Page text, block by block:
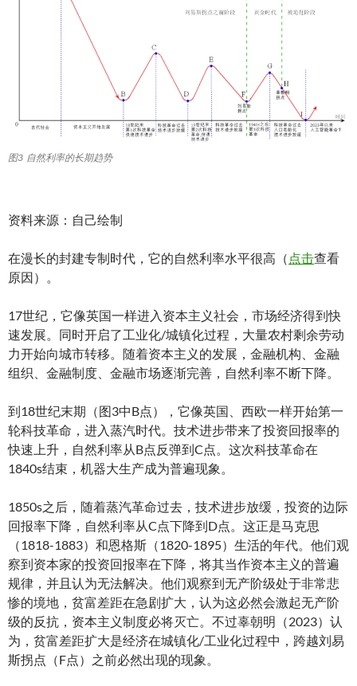
图3 自然利率的长期趋势
资料来源：自己绘制
在漫长的封建专制时代，它的自然利率水平很高（ 点击查看
原因）。
17世纪，它像英国一样进入资本主义社会，市场经济得到快
速发展。同时开启了工业化/城镇化过程，大量农村剩余劳动
力开始向城市转移。随着资本主义的发展，金融机构、金融
组织、金融制度、金融市场逐渐完善，自然利率不断下降。
到18世纪末期（图3中B点），它像英国、西欧一样开始第一
轮科技革命，进入蒸汽时代。技术进步带来了投资回报率的
快速上升，自然利率从B点反弹到C点。这次科技革命在
1840s结束，机器大生产成为普遍现象。
1850s之后，随着蒸汽革命过去，技术进步放缓，投资的边际
回报率下降，自然利率从C点下降到D点。这正是马克思
（1818-1883）和恩格斯（1820-1895）生活的年代。他们观
察到资本家的投资回报率在下降，将其当作资本主义的普遍
规律，并且认为无法解决。他们观察到无产阶级处于非常悲
惨的境地，贫富差距在急剧扩大，认为这必然会激起无产阶
级的反抗，资本主义制度必将灭亡。不过辜朝明（2023）认
为，贫富差距扩大是经济在城镇化/工业化过程中，跨越刘易
斯拐点（F点）之前必然出现的现象。